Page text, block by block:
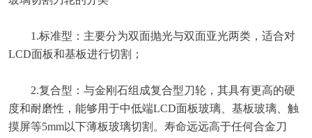
1.标准型：主要分为双面抛光与双面亚光两类，适合对
LCD面板和基板进行切割；
2.复合型：与金刚石组成复合型刀轮，其具有更高的硬
度和耐磨性，能够用于中低端LCD面板玻璃、基板玻璃、触
摸屏等5mm以下薄板玻璃切割。寿命远远高于任何合金刀